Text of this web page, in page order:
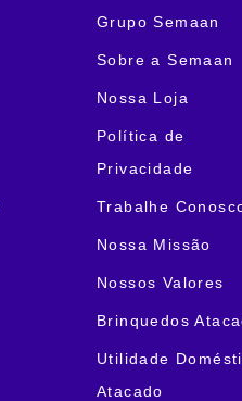
Grupo Semaan
Sobre a Semaan
Nossa Loja
Política de
Privacidade
Trabalhe
Nossa Missão
Nossos Valores
Brinquedos
Utilidade
Atacado